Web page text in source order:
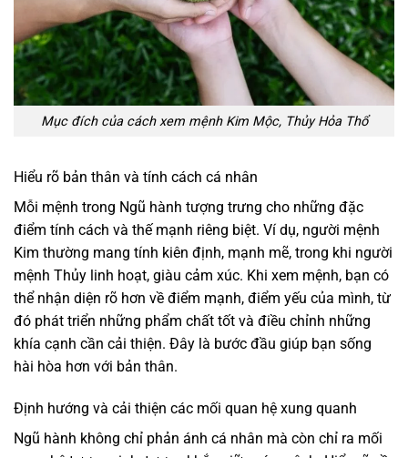
Mục đích của cách xem mệnh Kim Mộc, Thủy Hỏa Thổ
Hiểu rõ bản thân và tính cách cá nhân
Mỗi mệnh trong Ngũ hành tượng trưng cho những đặc
điểm tính cách và thế mạnh riêng biệt. Ví dụ, người mệnh
Kim thường mang tính kiên định, mạnh mẽ, trong khi người
mệnh Thủy linh hoạt, giàu cảm xúc. Khi xem mệnh, bạn có
thể nhận diện rõ hơn về điểm mạnh, điểm yếu của mình, từ
đó phát triển những phẩm chất tốt và điều chỉnh những
khía cạnh cần cải thiện. Đây là bước đầu giúp bạn sống
hài hòa hơn với bản thân.
Định hướng và cải thiện các mối quan hệ xung quanh
Ngũ hành không chỉ phản ánh cá nhân mà còn chỉ ra mối